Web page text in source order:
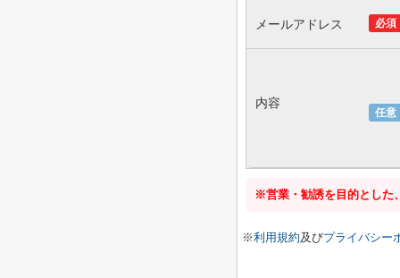
必須
メールアドレス
任意
内容
※営業・勧誘を目的とした
※利用規約及びプライバシー